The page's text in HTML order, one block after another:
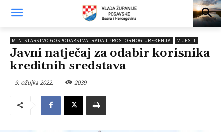
MINISTARSTVO GOSPODARSTVA, RADA I PROSTORNOG UREĐENJA VIJESTI
Javni natječaj za odabir korisnika
kreditnih sredstava
9. ožujka 2022. 2039